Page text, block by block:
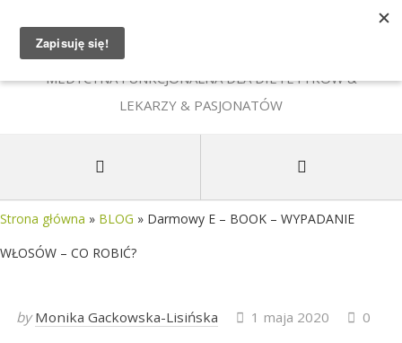
MEDYCYNA FUNKCJONALNA DLA DIETETYKÓW &
LEKARZY & PASJONATÓW
Strona główna » BLOG » Darmowy E – BOOK – WYPADANIE
WŁOSÓW – CO ROBIĆ?
by Monika Gackowska-Lisińska 1 maja 2020 0